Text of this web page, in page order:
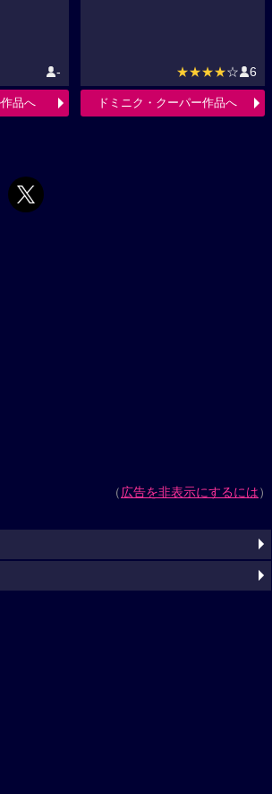
-
品へ
★★★★☆ 6
ドミニク・クーパー作品へ
（広告を非表示にするには）